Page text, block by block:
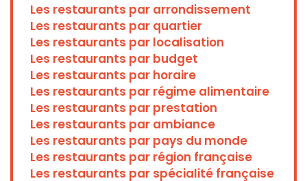
Les restaurants par arrondissement
Les restaurants par quartier
Les restaurants par localisation
Les restaurants par budget
Les restaurants par horaire
Les restaurants par régime alimentaire
Les restaurants par prestation
Les restaurants par ambiance
Les restaurants par pays du monde
Les restaurants par région française
Les restaurants par spécialité française